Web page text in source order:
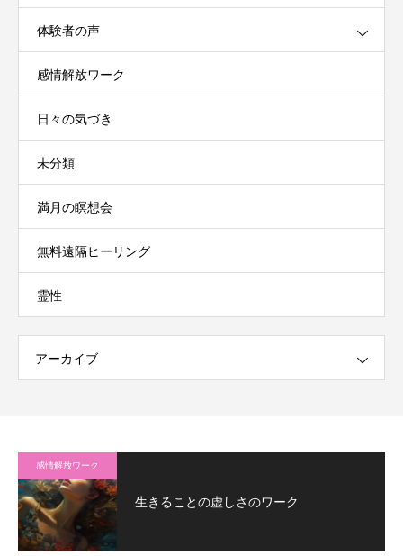
体験者の声
感情解放ワーク
日々の気づき
未分類
満月の瞑想会
無料遠隔ヒーリング
霊性
アーカイブ
感情解放ワーク
生きることの虚しさのワーク